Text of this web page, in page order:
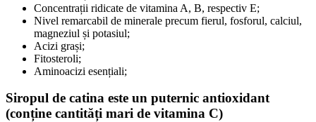
Concentrații ridicate de vitamina A, B, respectiv E;
Nivel remarcabil de minerale precum fierul, fosforul, calciul,
magneziul și potasiul;
Acizi grași;
Fitosteroli;
Aminoacizi esențiali;
Siropul de catina este un puternic antioxidant
(conține cantități mari de vitamina C)